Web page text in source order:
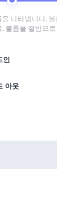
나타냅니다.
볼륨을 절반으
인
아웃